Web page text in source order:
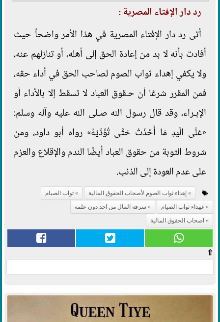
رد دار الإفتاء المصرية :
أتى رد دار الإفتاء المصرية في هذا الأمر واضحاً حيث
أفادت بأنه لا بد من إعادة الحق إلى أهله، أو تنازلهم عنه،
ولا يكفي إهداء ثواب الصوم لصاحب الحق في أداء حقه،
فمن المقرر شرعًا أن حـقوق العباد لا تسقط إلا بالأداء أو
الإبـراء، وقد قال رسول الله صـلى الله عليه وآله وسلم:
«عَلَى الْيَدِ مَا أَخَذَتْ حَتَّى تُؤَدِّيَهُ» رواه أبو داود، ومن
شروط التوبة من حقوق العباد أيضًا الندم والإقلاع والعزم
على عدم العودة إلى الذنب.
إهداء ثواب الصوم لأصحاب الحقوق المالية
ثواب الصيام
غهداء ثواب الصيام
سرقة المال من احد دون علمه
اصحاب الحقوق المالية
⇧